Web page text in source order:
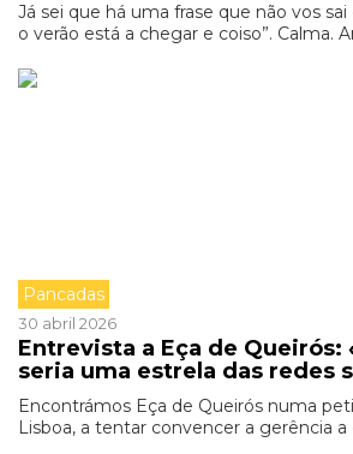
Já sei que há uma frase que não vos sai
o verão está a chegar e coiso”. Calma.
Pancadas
30 abril 2026
Entrevista a Eça de Queirós:
seria uma estrela das redes
Encontrámos Eça de Queirós numa
Lisboa, a tentar convencer a gerência a